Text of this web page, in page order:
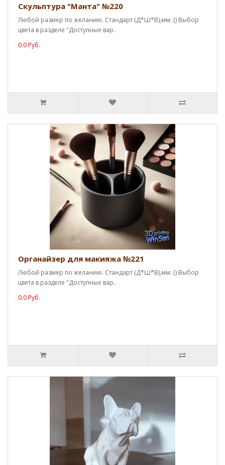
Скульптура "Манта" №220
Любой размер по желанию. Стандарт (Д*Ш*В),мм: () Выбор
цвета в разделе "Доступные вар..
0.0 Руб.
Органайзер для макияжа №221
Любой размер по желанию. Стандарт (Д*Ш*В),мм: () Выбор
цвета в разделе "Доступные вар..
0.0 Руб.